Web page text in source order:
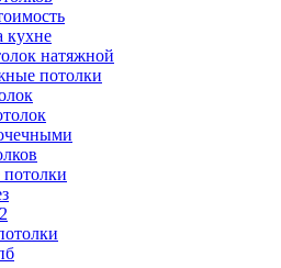
кухне
натяжной
потолки